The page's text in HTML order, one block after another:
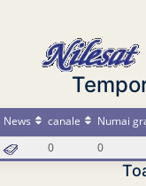
News canale Numai
0 0